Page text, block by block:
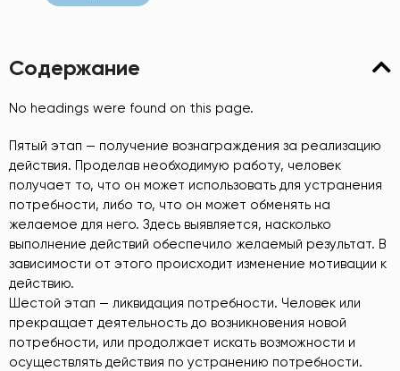
Содержание
No headings were found on this page.
Пятый этап — получение вознаграждения за реализацию
действия. Проделав необходимую работу, человек
получает то, что он может использовать для устранения
потребности, либо то, что он может обменять на
желаемое для него. Здесь выявляется, насколько
выполнение действий обеспечило желаемый результат. В
зависимости от этого происходит изменение мотивации к
действию.
Шестой этап — ликвидация потребности. Человек или
прекращает деятельность до возникновения новой
потребности, или продолжает искать возможности и
осуществлять действия по устранению потребности.